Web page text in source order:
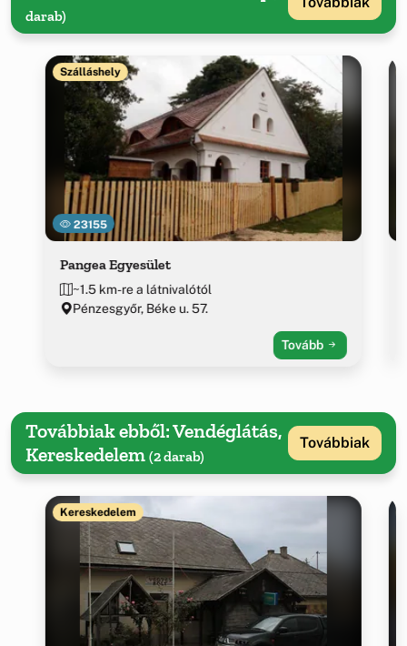
darab)
23155
Szálláshely
Pangea Egyesület
~1.5 km-re a látnivalótól
Pénzesgyőr, Béke u. 57.
Tovább
Továbbiak ebből: Vendéglátás,
Kereskedelem (2 darab)
Továbbiak
Kereskedelem